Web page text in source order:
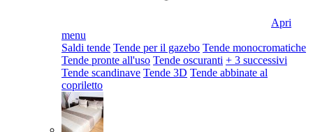
Apri
menu
Saldi tende Tende per il gazebo Tende monocromatiche
Tende pronte all'uso Tende oscuranti + 3 successivi
Tende scandinave Tende 3D Tende abbinate al
copriletto